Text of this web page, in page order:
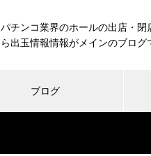
パチンコ業界のホールの出店・
ら出玉情報情報がメインのブログ
ブログ